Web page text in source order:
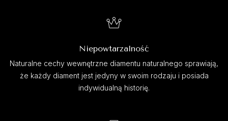
Niepowtarzalność
Naturalne cechy wewnętrzne diamentu naturalnego sprawiają,
że każdy diament jest jedyny w swoim rodzaju i posiada
indywidualną historię.